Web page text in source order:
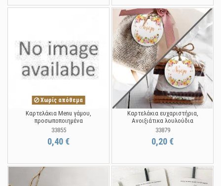
Χωρίς απόθεμα
Καρτελάκια Menu γάμου,
προσωποποιημένα
33855
0,40 €
Καρτελάκια ευχαριστήρια,
Ανοιξιάτικα λουλούδια
33879
0,20 €